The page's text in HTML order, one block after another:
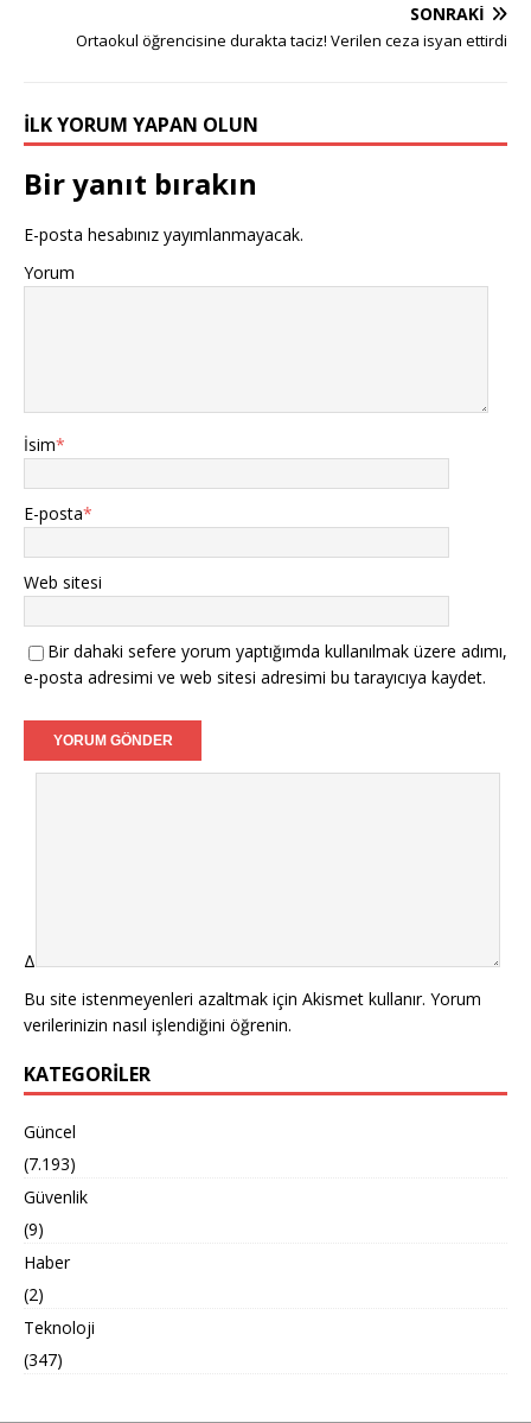
SONRAKI
Ortaokul öğrencisine durakta taciz! Verilen ceza isyan ettirdi
İLK YORUM YAPAN OLUN
Bir yanıt bırakın
E-posta hesabınız yayımlanmayacak.
Yorum
İsim*
E-posta*
Web sitesi
Bir dahaki sefere yorum yaptığımda kullanılmak üzere adımı,
e-posta adresimi ve web sitesi adresimi bu tarayıcıya kaydet.
Δ
Bu site istenmeyenleri azaltmak için Akismet kullanır. Yorum
verilerinizin nasıl işlendiğini öğrenin.
KATEGORILER
Güncel
(7.193)
Güvenlik
(9)
Haber
(2)
Teknoloji
(347)